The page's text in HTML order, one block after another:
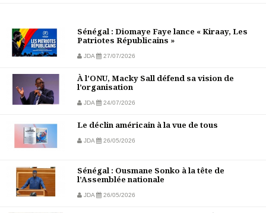
Sénégal : Diomaye Faye lance « Kiraay, Les
Patriotes Républicains »
JDA 27/07/2026
À l’ONU, Macky Sall défend sa vision de
l’organisation
JDA 24/07/2026
Le déclin américain à la vue de tous
JDA 26/05/2026
Sénégal : Ousmane Sonko à la tête de
l’Assemblée nationale
JDA 26/05/2026